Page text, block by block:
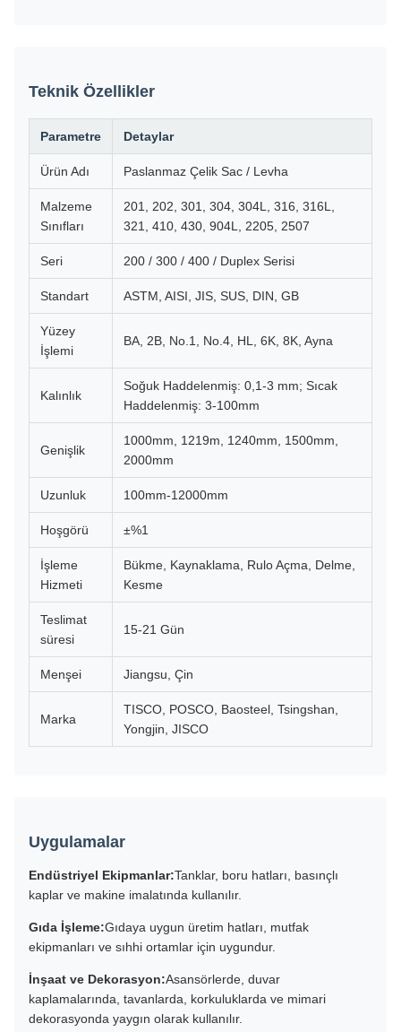
Teknik Özellikler
Parametre Detaylar
Ürün Adı Paslanmaz Çelik Sac / Levha
Malzeme
Sınıfları
201, 202, 301, 304, 304L, 316, 316L,
321, 410, 430, 904L, 2205, 2507
Seri 200 / 300 / 400 / Duplex Serisi
Standart ASTM, AISI, JIS, SUS, DIN, GB
Yüzey
İşlemi
BA, 2B, No.1, No.4, HL, 6K, 8K, Ayna
Kalınlık
Soğuk Haddelenmiş: 0,1-3 mm; Sıcak
Haddelenmiş: 3-100mm
Genişlik
1000mm, 1219m, 1240mm, 1500mm,
2000mm
Uzunluk 100mm-12000mm
Hoşgörü ±%1
İşleme
Hizmeti
Bükme, Kaynaklama, Rulo Açma, Delme,
Kesme
Teslimat
süresi
15-21 Gün
Menşei Jiangsu, Çin
Marka
TISCO, POSCO, Baosteel, Tsingshan,
Yongjin, JISCO
Uygulamalar
Endüstriyel Ekipmanlar:Tanklar, boru hatları, basınçlı
kaplar ve makine imalatında kullanılır.
Gıda İşleme:Gıdaya uygun üretim hatları, mutfak
ekipmanları ve sıhhi ortamlar için uygundur.
İnşaat ve Dekorasyon:Asansörlerde, duvar
kaplamalarında, tavanlarda, korkuluklarda ve mimari
dekorasyonda yaygın olarak kullanılır.